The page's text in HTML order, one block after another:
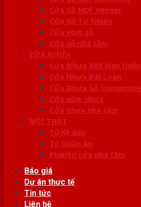
Cửa Gỗ MDF Veneer
Cửa Gỗ Tự Nhiên
Cửa vòm gỗ
Cửa gỗ nhà tắm
CỬA NHỰA
Cửa Nhựa ABS Hàn Quốc
Cửa Nhựa Đài Loan
Cửa Nhựa Gỗ Composite
Cửa vòm nhựa
Cửa nhựa nhà tắm
NỘI THẤT
Tủ Kệ Bếp
Tủ Quần Áo
Phụ kiện cửa nhà tắm
Báo giá
Dự án thực tế
Tin tức
Liên hệ